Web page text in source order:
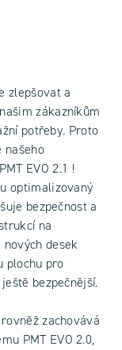
zlepšovat a
zákazníkům
potřeby. Proto
našeho
EVO 2.1 !
optimalizovaný
bezpečnost a
na
nových desek
plochu pro
bezpečnější.
zachovává
PMT EVO 2.0,